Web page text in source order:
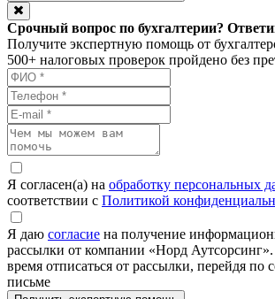
Срочный вопрос по бухгалтерии?
Получите экспертную помощь от
500+ налоговых проверок пройдено без
Я согласен(а) на обработку персональных
соответствии с Политикой
Я даю согласие на получение
рассылки от компании «Норд
время отписаться от рассылки, перейдя по
письме